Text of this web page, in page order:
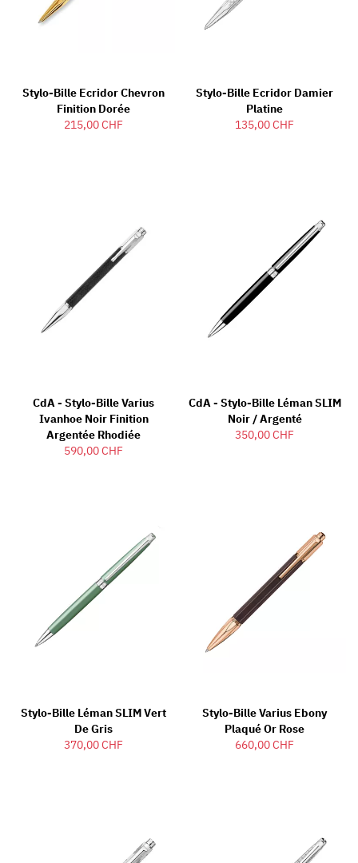
Stylo-Bille Ecridor Chevron
Finition Dorée
215,00 CHF
Stylo-Bille Ecridor Damier
Platine
135,00 CHF
CdA - Stylo-Bille Varius
Ivanhoe Noir Finition
Argentée Rhodiée
590,00 CHF
CdA - Stylo-Bille Léman SLIM
Noir / Argenté
350,00 CHF
Stylo-Bille Léman SLIM Vert
De Gris
370,00 CHF
Stylo-Bille Varius Ebony
Plaqué Or Rose
660,00 CHF